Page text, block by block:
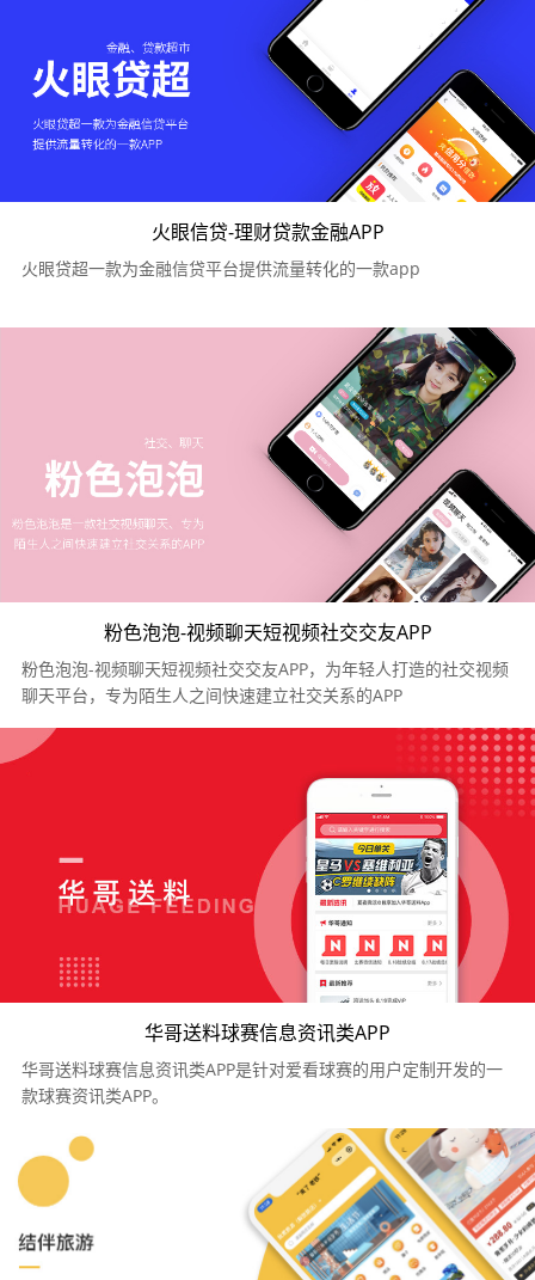
火眼信贷-理财贷款金融APP
火眼贷超一款为金融信贷平台提供流量转化的一款app
粉色泡泡-视频聊天短视频社交交友APP
粉色泡泡-视频聊天短视频社交交友APP，为年轻人打造的社交视频
聊天平台，专为陌生人之间快速建立社交关系的APP
华哥送料球赛信息资讯类APP
华哥送料球赛信息资讯类APP是针对爱看球赛的用户定制开发的一
款球赛资讯类APP。